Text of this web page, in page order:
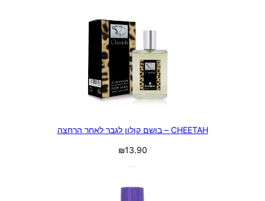
ביותר
CHEETAH – בושם קולון לגבר לאחר הרחצה
₪13.90